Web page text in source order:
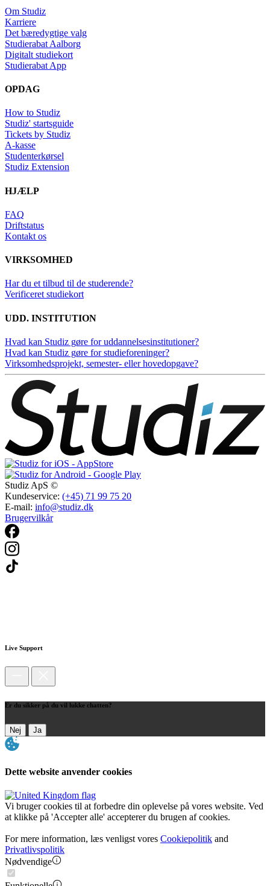
Om Studiz
Karriere
Det bæredygtige valg
Studierabat Aalborg
Digitalt studiekort
Studierabat App
OPDAG
How to Studiz
Studiz' startsguide
Tickets by Studiz
A-kasse
Studenterkørsel
Studiz Extension
HJÆLP
FAQ
Driftstatus
Kontakt os
VIRKSOMHED
Har du et tilbud til de studerende?
Verificeret studiekort
UDD. INSTITUTION
Hvad kan Studiz gøre for uddannelsesinstitutioner?
Hvad kan Studiz gøre for studieforeninger?
Virksomhedsprojekt, semester- eller hovedopgave?
Studiz ApS ©
Kundeservice: (+45) 71 99 75 20
E-mail: info@studiz.dk
Brugervilkår
Live Support
Er du sikker på du vil lukke chatten?
Nej Ja
Dette website anvender cookies
Vi bruger cookies til at forbedre din oplevelse på vores website. Ved
at klikke på 'Accepter alle' accepterer du brugen af cookies.
For mere information, læs venligst vores Cookiepolitik and
Privatlivspolitik
Nødvendige